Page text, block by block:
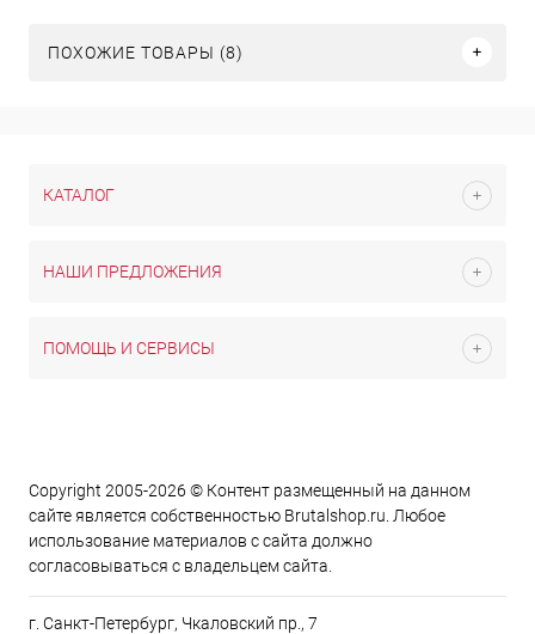
ПОХОЖИЕ ТОВАРЫ (8)
КАТАЛОГ
НАШИ ПРЕДЛОЖЕНИЯ
ПОМОЩЬ И СЕРВИСЫ
Copyright 2005-2026 © Контент размещенный на данном
сайте является cобственностью Brutalshop.ru. Любое
использование материалов с сайта должно
согласовываться с владельцем сайта.
г. Санкт-Петербург, Чкаловский пр., 7